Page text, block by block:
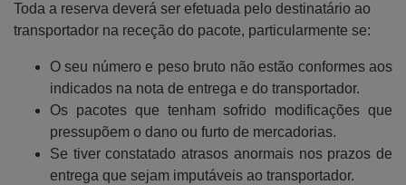
Toda a reserva deverá ser efetuada pelo destinatário ao
transportador na receção do pacote, particularmente se:
O seu número e peso bruto não estão conformes aos
indicados na nota de entrega e do transportador.
Os pacotes que tenham sofrido modificações que
pressupõem o dano ou furto de mercadorias.
Se tiver constatado atrasos anormais nos prazos de
entrega que sejam imputáveis ao transportador.